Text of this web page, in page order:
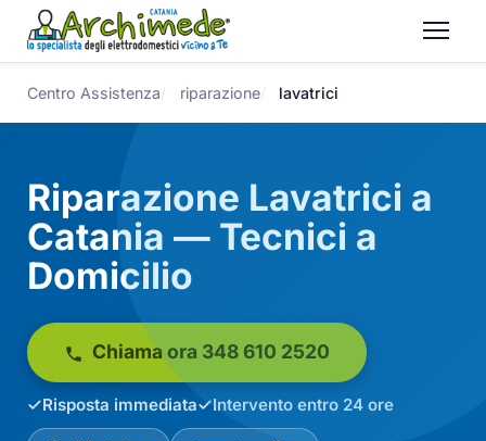
Centro Assistenza riparazione lavatrici
Riparazione Lavatrici a
Catania — Tecnici a
Domicilio
Chiama ora 348 610 2520
Risposta immediata Intervento entro 24 ore